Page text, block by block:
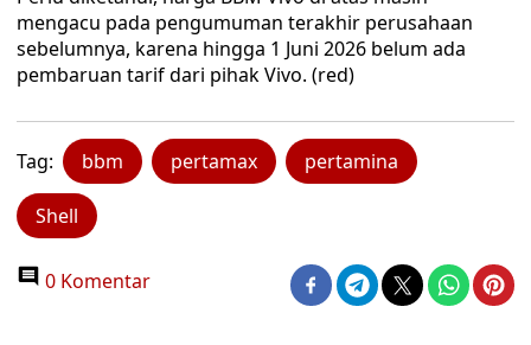
mengacu pada pengumuman terakhir perusahaan
sebelumnya, karena hingga 1 Juni 2026 belum ada
pembaruan tarif dari pihak Vivo. (red)
Tag: bbm pertamax pertamina
Shell
0 Komentar